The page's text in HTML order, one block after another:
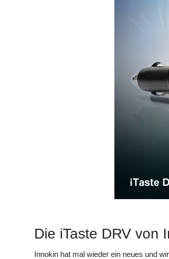
Die iTaste DRV von
Innokin hat mal wieder ein neues und